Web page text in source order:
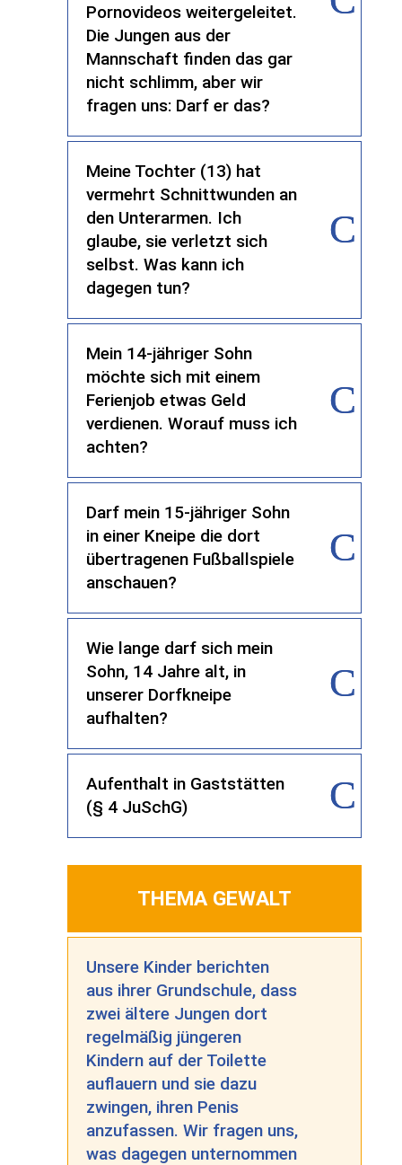
Pornovideos weitergeleitet.
Die Jungen aus der
Mannschaft finden das gar
nicht schlimm, aber wir
fragen uns: Darf er das?
Meine Tochter (13) hat
vermehrt Schnittwunden an
den Unterarmen. Ich
glaube, sie verletzt sich
selbst. Was kann ich
dagegen tun?
Mein 14-jähriger Sohn
möchte sich mit einem
Ferienjob etwas Geld
verdienen. Worauf muss ich
achten?
Darf mein 15-jähriger Sohn
in einer Kneipe die dort
übertragenen Fußballspiele
anschauen?
Wie lange darf sich mein
Sohn, 14 Jahre alt, in
unserer Dorfkneipe
aufhalten?
Aufenthalt in Gaststätten
(§ 4 JuSchG)
THEMA GEWALT
Unsere Kinder berichten
aus ihrer Grundschule, dass
zwei ältere Jungen dort
regelmäßig jüngeren
Kindern auf der Toilette
auflauern und sie dazu
zwingen, ihren Penis
anzufassen. Wir fragen uns,
was dagegen unternommen